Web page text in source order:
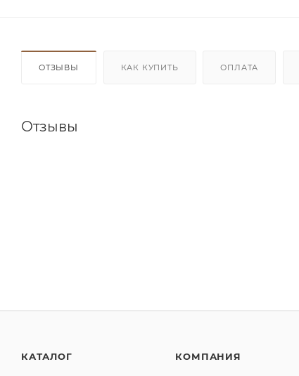
ОТЗЫВЫ КАК КУПИТЬ ОПЛАТА
Отзывы
КАТАЛОГ КОМПАНИЯ